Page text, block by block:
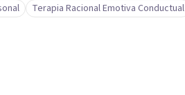
Terapia Racional Emotiva Conductual